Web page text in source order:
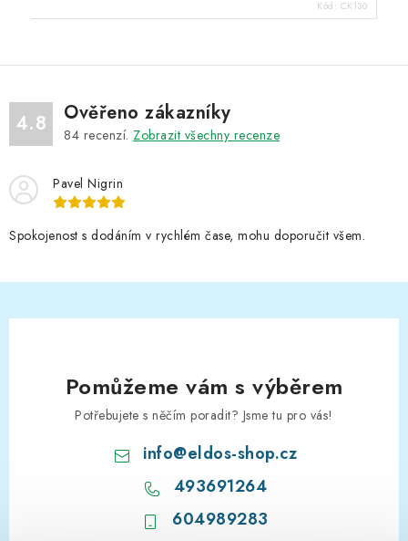
Kód: CK130
4.8 Ověřeno zákazníky
84 recenzí. Zobrazit všechny recenze
Pavel Nigrin
Spokojenost s dodáním v rychlém čase, mohu doporučit všem.
Pomůžeme vám s výběrem
Potřebujete s něčím poradit? Jsme tu pro vás!
info@eldos-shop.cz
493691264
604989283